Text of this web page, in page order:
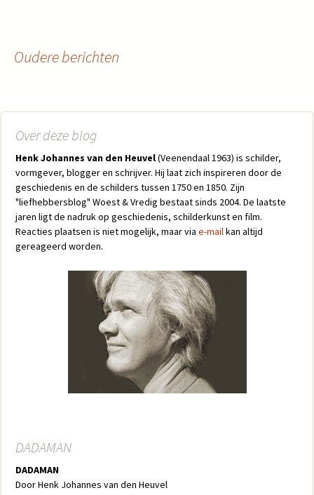
Oudere berichten
Over deze blog
Henk Johannes van den Heuvel(Veenendaal 1963) is schilder,
vormgever, blogger en schrijver. Hij laat zich inspireren door de
geschiedenis en de schilders tussen 1750 en 1850. Zijn
"liefhebbersblog" Woest & Vredig bestaat sinds 2004. De laatste
jaren ligt de nadruk op geschiedenis, schilderkunst en film.
Reacties plaatsen is niet mogelijk, maar via e-mailkan altijd
gereageerd worden.
DADAMAN
DADAMAN
Door Henk Johannes van den Heuvel